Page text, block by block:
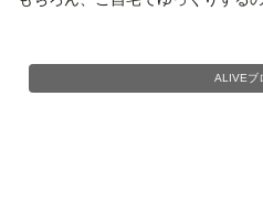
ALIVEブ